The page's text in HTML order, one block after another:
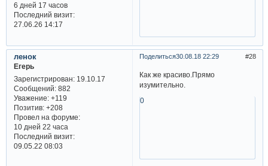
6 дней 17 часов
Последний визит:
27.06.26 14:17
Поделиться 28
30.08.18 22:29
ленок
Егерь
Зарегистрирован: 19.10.17
Сообщений:882
Уважение: +119
Позитив: +208
Провел на форуме:
10 дней 22 часа
Последний визит:
09.05.22 08:03
Как же красиво.Прямо
изумительно.
0